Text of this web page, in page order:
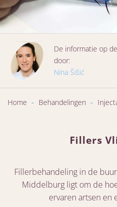
De informatie op
door:
Nina Šišić
Home - Behandelingen -
Fillers
Fillerbehandeling in de
Middelburg ligt om de
ervaren artsen en